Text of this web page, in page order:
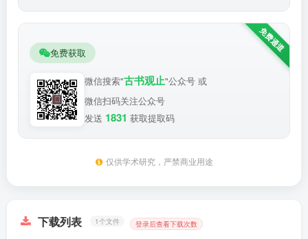
免费获取
微信搜索"古书观止"公众号 或
微信扫码关注公众号
发送 1831 获取提取码
仅供学术研究，严禁商业用途
下载列表 1个文件 登录后查看下载次数